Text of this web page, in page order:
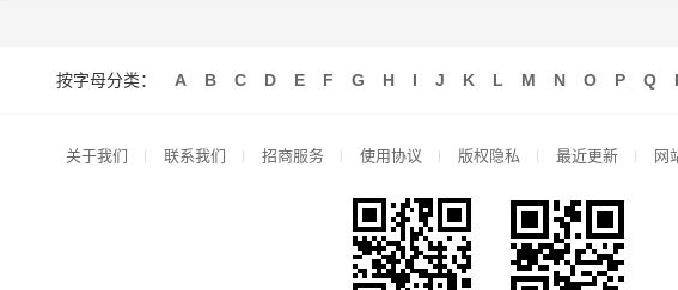
按字母分类： A B C D E F G H I J K L M N O P Q
关于我们 联系我们 招商服务 使用协议 版权隐私 最近更新 网